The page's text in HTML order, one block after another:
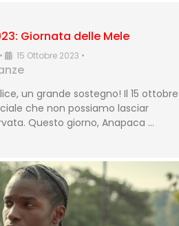
Giornata delle Mele
• 15 Ottobre 2023 •
un grande sostegno! Il 15 ottobre
che non possiamo lasciar
Questo giorno, Anapaca …